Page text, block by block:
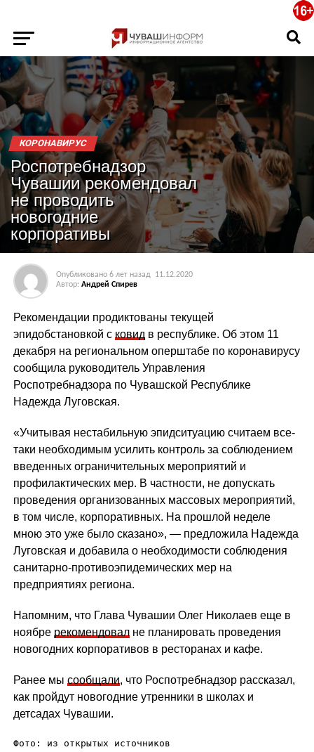
КОРОНАВИРУС
Роспотребнадзор
Чувашии рекомендовал
не проводить
новогодние
корпоративы
Опубликовано 6 лет назад
11.12.2020
Автор: Андрей Спирев
Рекомендации продиктованы текущей
эпидобстановкой с ковид в республике. Об этом 11
декабря на региональном оперштабе по коронавирусу
сообщила руководитель Управления
Роспотребнадзора по Чувашской Республике
Надежда Луговская.
«Учитывая нестабильную эпидситуацию считаем все-
таки необходимым усилить контроль за соблюдением
введенных ограничительных мероприятий и
профилактических мер. В частности, не допускать
проведения организованных массовых мероприятий,
в том числе, корпоративных. На прошлой неделе
мною это уже было сказано», — предложила Надежда
Луговская и добавила о необходимости соблюдения
санитарно-противоэпидемических мер на
предприятиях региона.
Напомним, что Глава Чувашии Олег Николаев еще в
ноябре рекомендовалне планировать проведения
новогодних корпоративов в ресторанах и кафе.
Ранее мы сообщали, что Роспотребнадзор рассказал,
как пройдут новогодние утренники в школах и
детсадах Чувашии.
Фото: из открытых источников